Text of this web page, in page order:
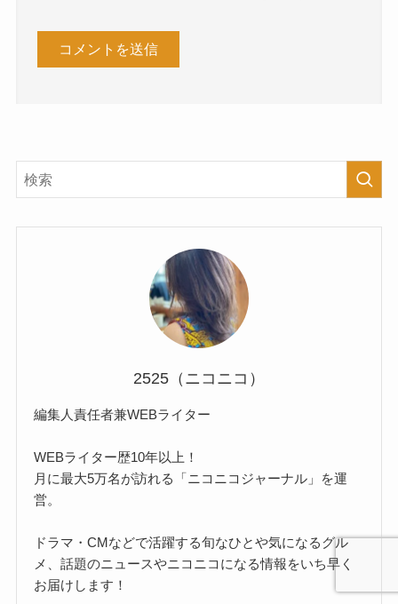
2525（ニコニコ）
編集人責任者兼WEBライター
WEBライター歴10年以上！
月に最大5万名が訪れる「ニコニコジャーナル」を運
営。
ドラマ・CMなどで活躍する旬なひとや気になるグル
メ、話題のニュースやニコニコになる情報をいち早く
お届けします！